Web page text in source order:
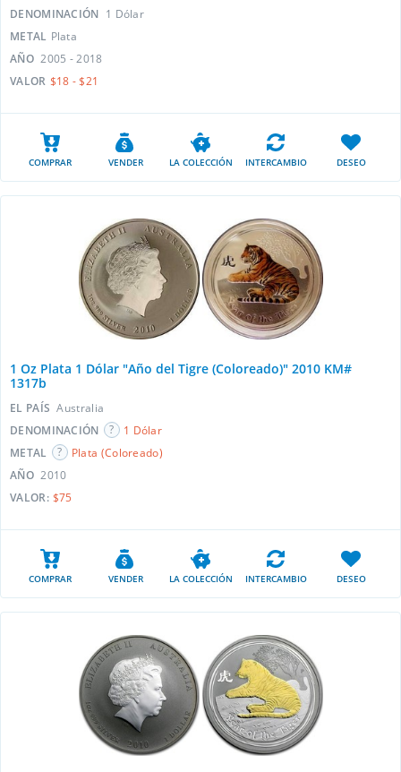
DENOMINACIÓN 1 Dólar
METAL Plata
AÑO 2005 - 2018
VALOR $18 - $21
COMPRAR VENDER LA COLECCIÓN INTERCAMBIO DESEO
1 Oz Plata 1 Dólar "Año del Tigre (Coloreado)" 2010 KM#
1317b
EL PAÍS Australia
DENOMINACIÓN
1 Dólar
METAL
Plata (Coloreado)
AÑO 2010
VALOR: $75
COMPRAR VENDER LA COLECCIÓN INTERCAMBIO DESEO